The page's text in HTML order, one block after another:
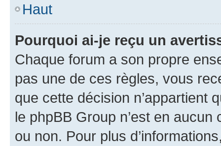
Haut
Pourquoi ai-je reçu un
Chaque forum a son propre
pas une de ces règles, vous
que cette décision n’appartient
le phpBB Group n’est en
ou non. Pour plus